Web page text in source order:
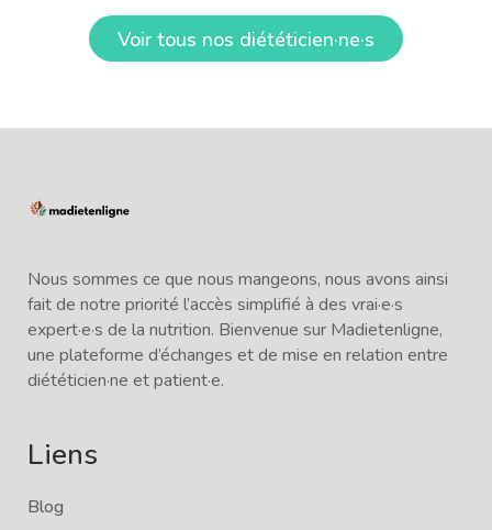
Voir tous nos diététicien·ne·s
Nous sommes ce que nous mangeons, nous avons ainsi
fait de notre priorité l’accès simplifié à des vrai·e·s
expert·e·s de la nutrition. Bienvenue sur Madietenligne,
une plateforme d’échanges et de mise en relation entre
diététicien·ne et patient·e.
Liens
Blog